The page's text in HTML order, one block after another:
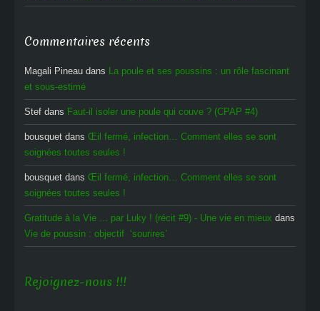
Commentaires récents
Magali Pineau dans La poule et ses poussins : un rôle fascinant
et sous-estimé
Stef dans Faut-il isoler une poule qui couve ? (CPAP #4)
bousquet dans Œil fermé, infection… Comment elles se sont
soignées toutes seules !
bousquet dans Œil fermé, infection… Comment elles se sont
soignées toutes seules !
Gratitude à la Vie ... par Luky ! (récit #9) - Une vie en mieux dans
Vie de poussin : objectif ‘sourires’
Rejoignez-nous !!!